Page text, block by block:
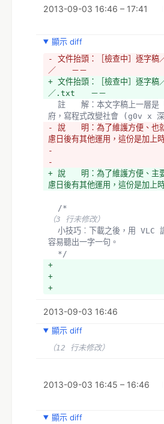
2013-09-03 16:46 – 17:41
顯示 diff
- 文件抬頭：［檢查中］逐字稿
／　　－－
+ 文件抬頭：［檢查中］逐字稿
／.txt　　－－
府，寫程式改變社會 (g0v x 深
- 說　　明：為了維護方便、也
慮日後有其他運用，這份是加上
-
-
+ 說　　明：為了維護方便、主
慮日後有其他運用，這份是加上
  /*
（3 行未修改）
容易聽出一字一句。
  */
+
+
+
+ －－－－－－－－－－－－－
+ 工作小計
+ （１）用計時器計算，最少花
+ －－－－－－－－－－－－－
－－
+    45:00 ~ 50:00 逐字稿
2013-09-03 16:46
顯示 diff
（12 行未修改）
2013-09-03 16:45 – 16:46
顯示 diff